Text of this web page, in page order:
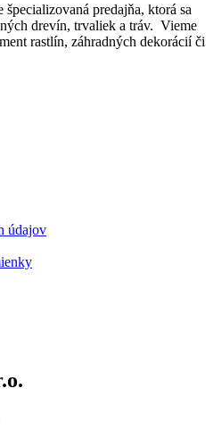
predajňa, ktorá sa
drevín, trvaliek a tráv. Vieme
rastlín, záhradných dekorácií či
údajov